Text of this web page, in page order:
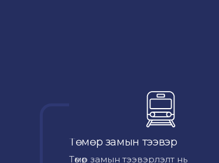
Төмөр замын тээвэр
Төмөр замын тээвэрлэлт нь